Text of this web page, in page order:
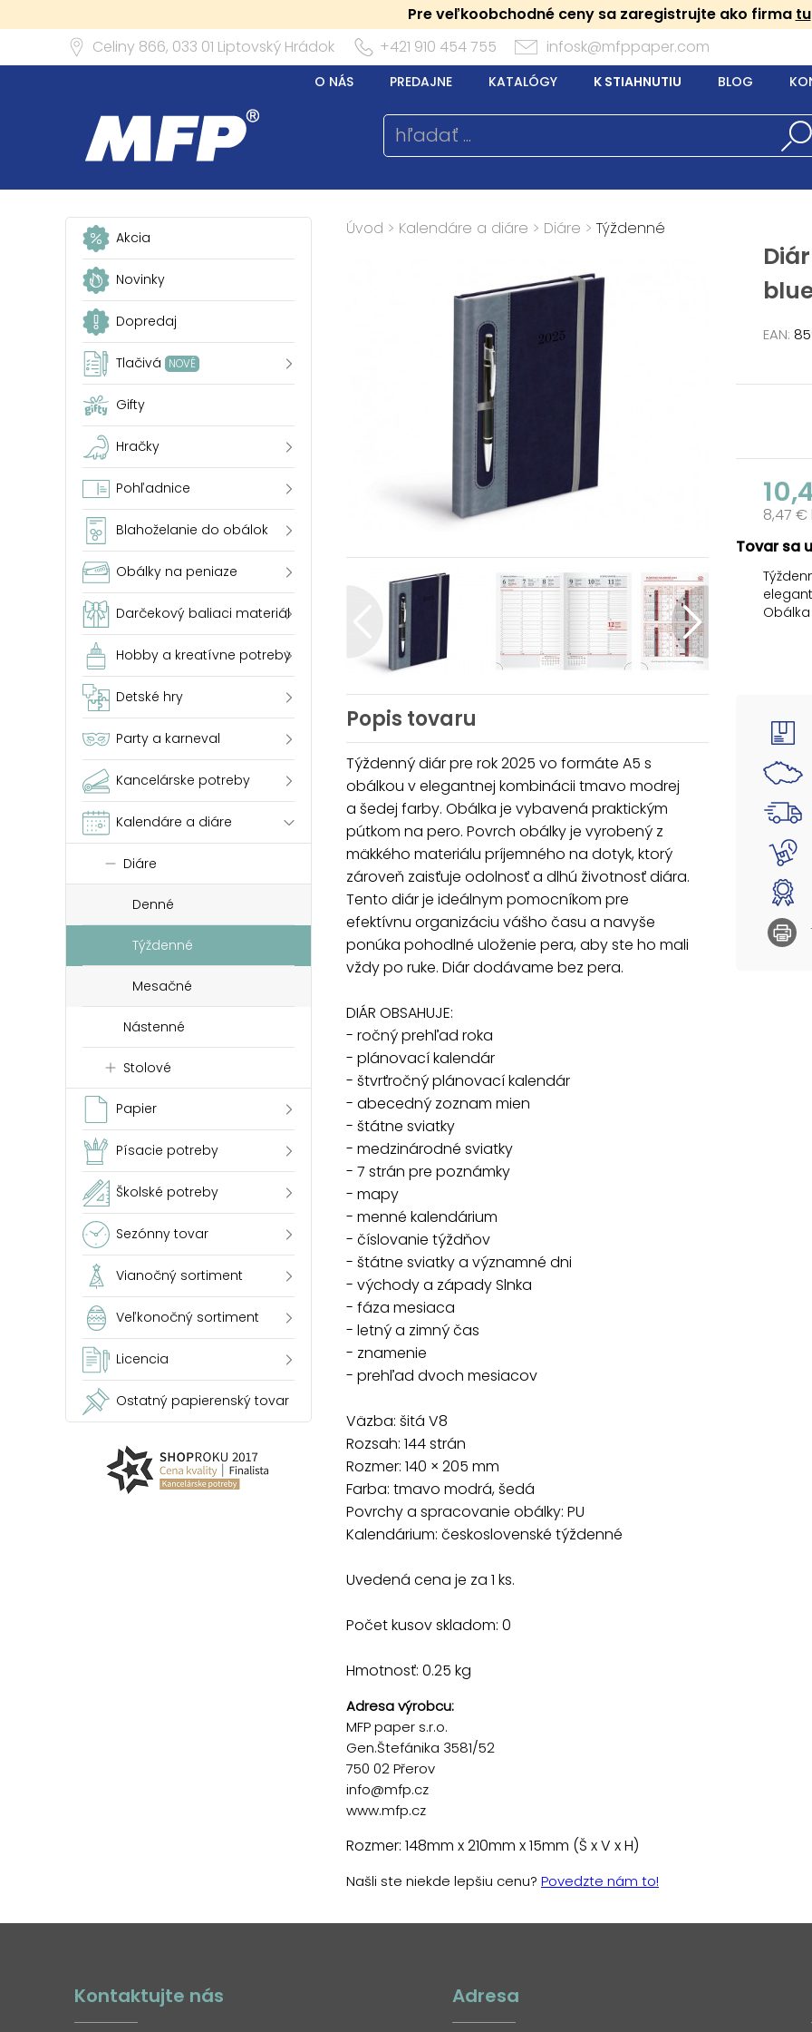
Pre veľkoobchodné ceny sa zaregistrujte ako firma tu
Celiny 866, 033 01 Liptovský Hrádok +421 910 454 755 infosk@mfppaper.com
O NÁS PREDAJNE KATALÓGY K STIAHNUTIU BLOG
Akcia
Novinky
Dopredaj
Tlačivá NOVÉ
Gifty
Hračky
Pohľadnice
Blahoželanie do obálok
Obálky na peniaze
Darčekový baliaci materiál
Hobby a kreatívne potreby
Detské hry
Party a karneval
Kancelárske potreby
Kalendáre a diáre
Diáre
Denné
Týždenné
Mesačné
Nástenné
Stolové
Papier
Písacie potreby
Školské potreby
Sezónny tovar
Vianočný sortiment
Veľkonočný sortiment
Licencia
Ostatný papierenský tovar
Úvod > Kalendáre a diáre > Diáre > Týždenné
EAN:
8,47 €
Tovar sa
mali
DIÁR
- ročný
-
-
-
-
-
- 7
- mapy
-
-
Popis tovaru
Týždenný diár pre rok 2025 vo formáte A5 s
obálkou v elegantnej kombinácii tmavo modrej
a šedej farby. Obálka je vybavená praktickým
pútkom na pero. Povrch obálky je vyrobený z
mäkkého materiálu príjemného na dotyk, ktorý
zároveň zaisťuje odolnosť a dlhú životnosť diára.
Tento diár je ideálnym pomocníkom pre
efektívnu organizáciu vášho času a navyše
ponúka pohodlné uloženie pera, aby ste ho mali
vždy po ruke. Diár dodávame bez pera.
DIÁR OBSAHUJE:
- ročný prehľad roka
- plánovací kalendár
- štvrťročný plánovací kalendár
- abecedný zoznam mien
- štátne sviatky
- medzinárodné sviatky
- 7 strán pre poznámky
- mapy
- menné kalendárium
- číslovanie týždňov
- štátne sviatky a významné dni
- východy a západy Slnka
- fáza mesiaca
- letný a zimný čas
- znamenie
- prehľad dvoch mesiacov
Väzba: šitá V8
Rozsah: 144 strán
Rozmer: 140 × 205 mm
Farba: tmavo modrá, šedá
Povrchy a spracovanie obálky: PU
Kalendárium: československé týždenné
Uvedená cena je za 1 ks.
Počet kusov skladom: 0
Hmotnosť: 0.25 kg
Adresa výrobcu:
MFP paper s.r.o.
Gen.Štefánika 3581/52
750 02 Přerov
info@mfp.cz
www.mfp.cz
Rozmer: 148mm x 210mm x 15mm (Š x V x H)
Našli ste niekde lepšiu cenu? Povedzte nám to!
Kontaktujte nás Adresa